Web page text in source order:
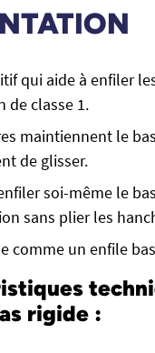
qui aide à enfiler
de classe 1.
maintiennent le
de glisser.
soi-même le
sans plier les
comme un enfile
rigide :